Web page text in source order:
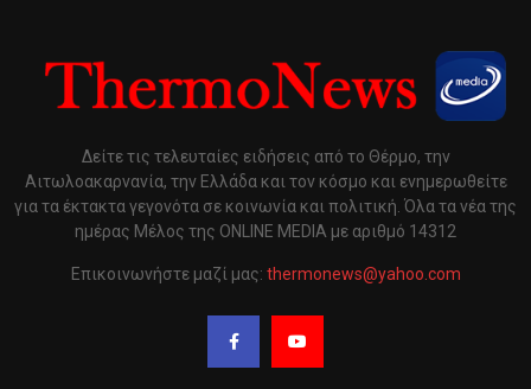
Δείτε τις τελευταίες ειδήσεις από το Θέρμο, την
Αιτωλοακαρνανία, την Ελλάδα και τον κόσμο και ενημερωθείτε
για τα έκτακτα γεγονότα σε κοινωνία και πολιτική. Όλα τα νέα της
ημέρας Μέλος της ONLINE MEDIA με αριθμό 14312
Επικοινωνήστε μαζί μας: thermonews@yahoo.com